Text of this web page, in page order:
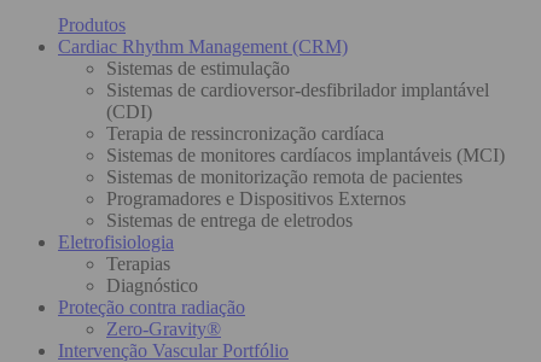
Produtos
Cardiac Rhythm Management (CRM)
Sistemas de estimulação
Sistemas de cardioversor-desfibrilador implantável
(CDI)
Terapia de ressincronização cardíaca
Sistemas de monitores cardíacos implantáveis (MCI)
Sistemas de monitorização remota de pacientes
Programadores e Dispositivos Externos
Sistemas de entrega de eletrodos
Eletrofisiologia
Terapias
Diagnóstico
Proteção contra radiação
Zero-Gravity®
Intervenção Vascular Portfólio